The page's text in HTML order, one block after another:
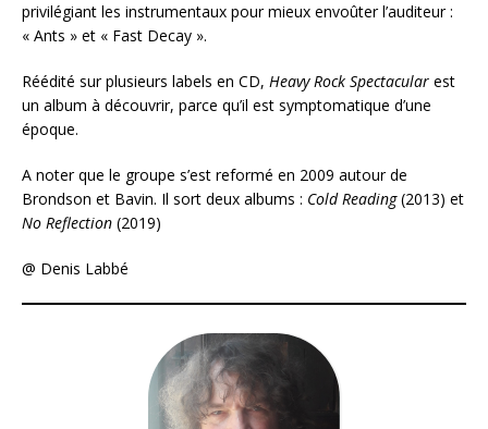
privilégiant les instrumentaux pour mieux envoûter l’auditeur :
« Ants » et « Fast Decay ».
Réédité sur plusieurs labels en CD, Heavy Rock Spectacular est
un album à découvrir, parce qu’il est symptomatique d’une
époque.
A noter que le groupe s’est reformé en 2009 autour de
Brondson et Bavin. Il sort deux albums : Cold Reading‎(2013) et
No Reflection (2019)
@ Denis Labbé